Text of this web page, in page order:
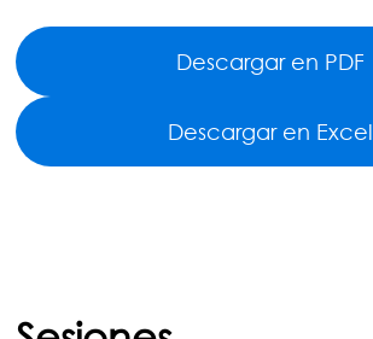
Descargar en PDF
Descargar en Excel